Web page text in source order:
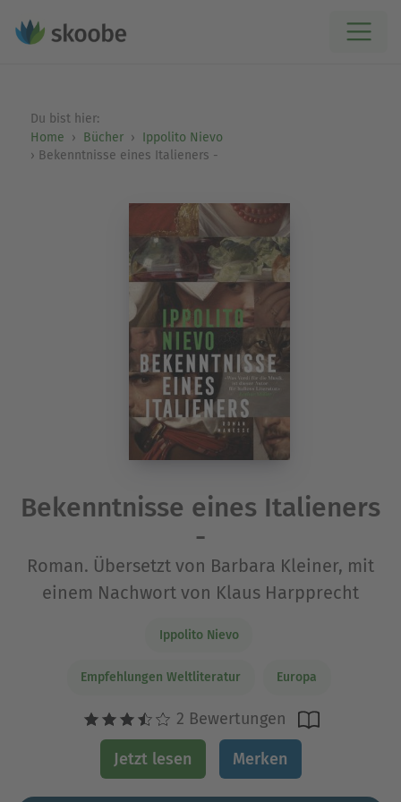
Du bist hier:
Home
Bücher
Ippolito Nievo
Bekenntnisse eines Italieners -
Bekenntnisse eines Italieners
-
Roman. Übersetzt von Barbara Kleiner, mit
einem Nachwort von Klaus Harpprecht
Ippolito Nievo
Empfehlungen Weltliteratur Europa
2 Bewertungen
Jetzt lesen Merken